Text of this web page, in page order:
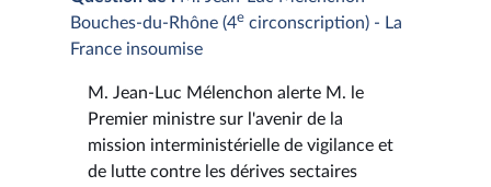
Bouches-du-Rhône (4e circonscription) - La
France insoumise
M. Jean-Luc Mélenchon alerte M. le
Premier ministre sur l'avenir de la
mission interministérielle de vigilance et
de lutte contre les dérives sectaires